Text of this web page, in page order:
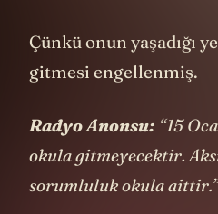
Çünkü onun yaşadığı
gitmesi engellenmiş.
Radyo Anonsu: “15
okula gitmeyecektir.
sorumluluk okula aittir.”